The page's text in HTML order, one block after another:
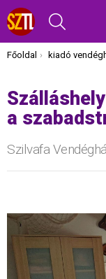
Itt vagy most:
Főoldal kiadó
a
Szilvafa